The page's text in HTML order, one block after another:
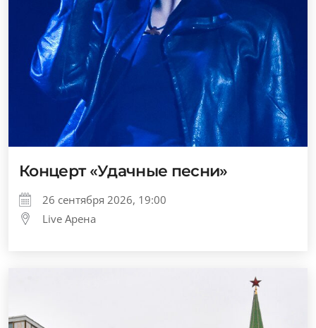
Концерт «Удачные песни»
26 сентября 2026, 19:00
Live Арена